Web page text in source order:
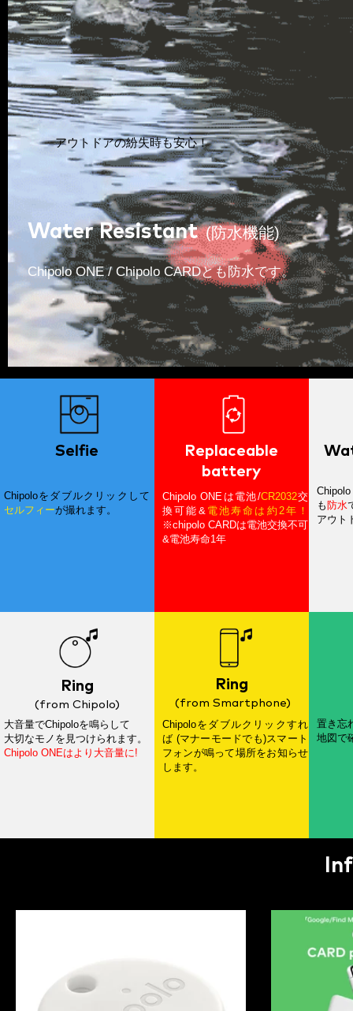
アウトドアの紛失時も安心！
Water Resistant(防水機能)
Chipolo ONE / Chipolo CARDとも防水です。
Selfie
Chipoloをダブルクリックして
セルフィーが撮れます。
Replaceable
battery
Chipolo ONEは電池/CR2032交
換可能& 電池寿命は約2年！
※chipolo CARDは電池交換不可
&電池寿命1年
も防水
アウト
Ring
(from Chipolo)
大音量でChipoloを鳴らして
大切なモノを見つけられます。
Chipolo ONEはより大音量に!
Ring
(from Smartphone)
Chipoloをダブルクリックすれ
ば (マナーモードでも)スマート
フォンが鳴って場所をお知らせ
します。
置き忘
地図で